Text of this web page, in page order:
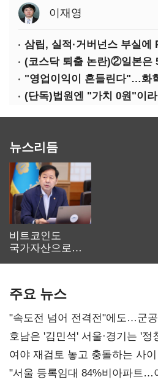
이재영
삼립, 실적·거버넌스 부실에
"영업이익이 흔들린다"…화
뉴스리듬
비트코인도
국가자산으로…'
주요 뉴스
"속도전 넘어 전격전"에도…군
52시간까지 '뇌관'
호남은 '김민석' 서울·경기는 '
'안갯속'
여야 재검토 놓고 충돌하는 사
오차 당연"
"서울 등록임대 84%비아파트…